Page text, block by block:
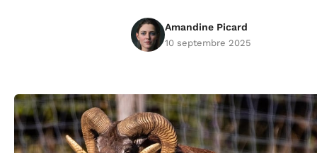
Amandine Picard
10 septembre 2025